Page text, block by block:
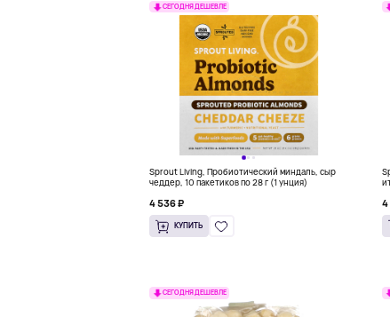
СЕГОДНЯ ДЕШЕВЛЕ
Sprout Living, Пробиотический миндаль, сыр
чеддер, 10 пакетиков по 28 г (1 унция)
4 536 ₽
КУПИТЬ
4
СЕГОДНЯ ДЕШЕВЛЕ